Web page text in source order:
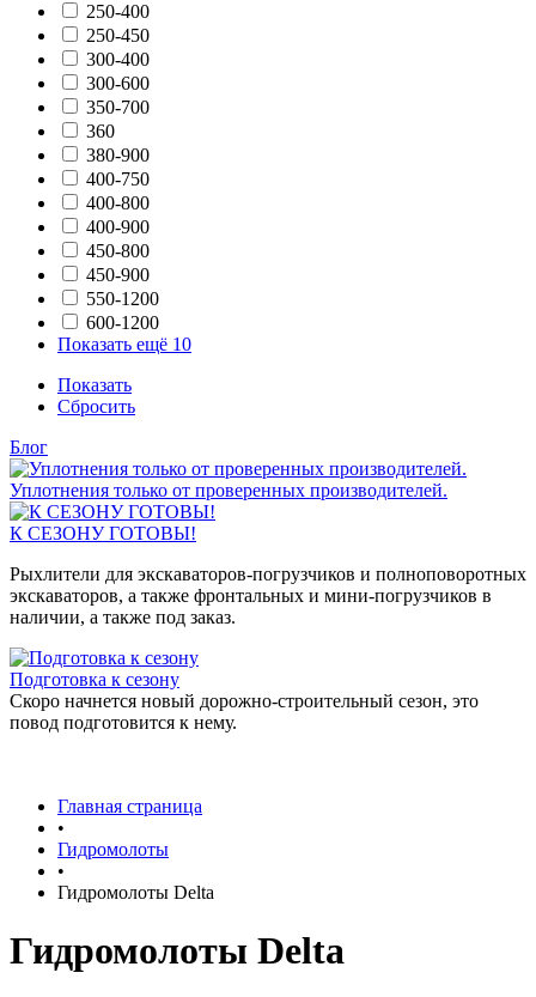
250-400
250-450
300-400
300-600
350-700
360
380-900
400-750
400-800
400-900
450-800
450-900
550-1200
600-1200
Показать ещё 10
Показать
Сбросить
Блог
Уплотнения только от проверенных производителей.
К СЕЗОНУ ГОТОВЫ!
Рыхлители для экскаваторов-погрузчиков и полноповоротных
экскаваторов, а также фронтальных и мини-погрузчиков в
наличии, а также под заказ.
Подготовка к сезону
Скоро начнется новый дорожно-строительный сезон, это
повод подготовится к нему.
Главная страница
•
Гидромолоты
•
Гидромолоты Delta
Гидромолоты Delta